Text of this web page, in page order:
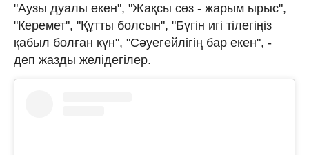
"Аузы дуалы екен", "Жақсы сөз - жарым ырыс",
"Керемет", "Құтты болсын", "Бүгін игі тілегіңіз
қабыл болған күн", "Сәуегейлігің бар екен", -
деп жазды желідегілер.